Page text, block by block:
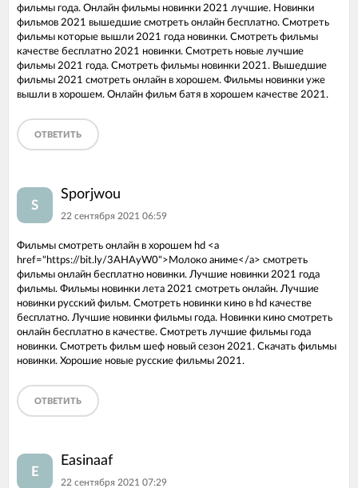
фильмы года. Онлайн фильмы новинки 2021 лучшие. Новинки
фильмов 2021 вышедшие смотреть онлайн бесплатно. Смотреть
фильмы которые вышли 2021 года новинки. Смотреть фильмы
качестве бесплатно 2021 новинки. Смотреть новые лучшие
фильмы 2021 года. Смотреть фильмы новинки 2021. Вышедшие
фильмы 2021 смотреть онлайн в хорошем. Фильмы новинки уже
вышли в хорошем. Онлайн фильм батя в хорошем качестве 2021.
ОТВЕТИТЬ
S
Sporjwou
22 сентября 2021 06:59
Фильмы смотреть онлайн в хорошем hd <a
href="https://bit.ly/3AHAyW0">Молоко аниме</a> смотреть
фильмы онлайн бесплатно новинки. Лучшие новинки 2021 года
фильмы. Фильмы новинки лета 2021 смотреть онлайн. Лучшие
новинки русский фильм. Смотреть новинки кино в hd качестве
бесплатно. Лучшие новинки фильмы года. Новинки кино смотреть
онлайн бесплатно в качестве. Смотреть лучшие фильмы года
новинки. Смотреть фильм шеф новый сезон 2021. Скачать фильмы
новинки. Хорошие новые русские фильмы 2021.
ОТВЕТИТЬ
E
Easinaaf
22 сентября 2021 07:29